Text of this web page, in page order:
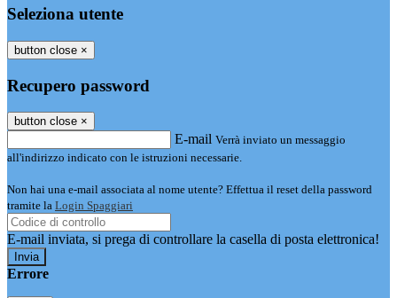
Seleziona utente
button close ×
Recupero password
button close ×
E-mail Verrà inviato un messaggio
all'indirizzo indicato con le istruzioni necessarie.
Non hai una e-mail associata al nome utente? Effettua il reset della password
tramite la Login Spaggiari
E-mail inviata, si prega di controllare la casella di posta elettronica!
Errore